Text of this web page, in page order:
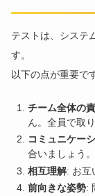
テストは、システ
す。
以下の点が重要で
チーム全体の
ん。全員で取
コミュニケー
合いましょう。
相互理解: お互
前向きな姿勢: